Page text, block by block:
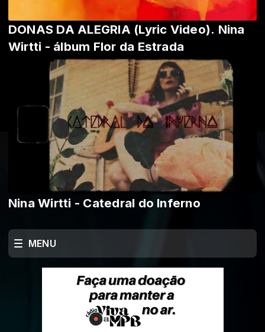
DONAS DA ALEGRIA (Lyric Video). Nina
Wirtti - álbum Flor da Estrada
Nina Wirtti - Catedral do Inferno
MENU